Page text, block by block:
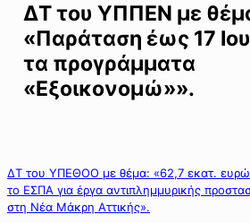
ΔΤ του ΥΠΠΕΝ με
«Παράταση έως 17
τα προγράμματα
«Εξοικονομώ»».
ΔΤ του ΥΠΕΘΟΟ με θέμα: «62,7 εκατ.
το ΕΣΠΑ για έργα αντιπλημμυρικής
στη Νέα Μάκρη Αττικής».